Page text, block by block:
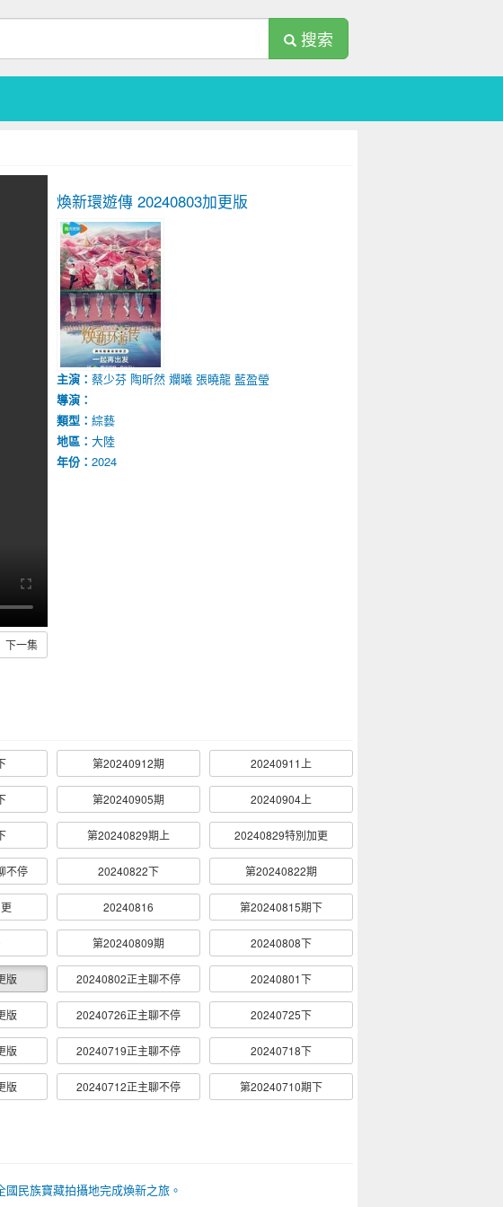
搜索
下一集
煥新環遊傳 20240803加更版
主演： 蔡少芬 陶昕然 斕曦 張曉龍 藍盈瑩
導演：
類型： 綜藝
地區： 大陸
年份： 2024
第20240912期 20240911上
第20240905期 20240904上
第20240829期上 20240829特別加更
不停 20240822下 第20240822期
20240816 第20240815期下
第20240809期 20240808下
版 20240802正主聊不停 20240801下
版 20240726正主聊不停 20240725下
版 20240719正主聊不停 20240718下
版 20240712正主聊不停 第20240710期下
民族寶藏拍攝地完成煥新之旅。